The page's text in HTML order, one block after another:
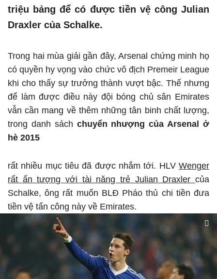
triệu bảng để có được tiền vệ công Julian
Draxler của Schalke.
Trong hai mùa giải gần đây, Arsenal chứng minh họ
có quyền hy vọng vào chức vô địch Premeir League
khi cho thấy sự trưởng thành vượt bậc. Thế nhưng
để làm được điều này đội bóng chủ sân Emirates
vẫn cần mang về thêm những tân binh chất lượng,
trong danh sách chuyển nhượng của Arsenal ở
hè 2015
rất nhiều mục tiêu đã được nhắm tới. HLV Wenger
rất ấn tượng với tài năng trẻ Julian Draxler của
Schalke, ông rất muốn BLĐ Pháo thủ chi tiền đưa
tiền vệ tấn công này về Emirates.